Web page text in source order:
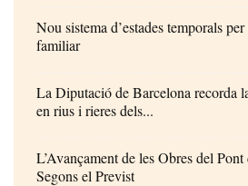
Nou sistema d’estades temporals
familiar
La Diputació de Barcelona recorda
en rius i rieres dels...
L’Avançament de les Obres del
Segons el Previst